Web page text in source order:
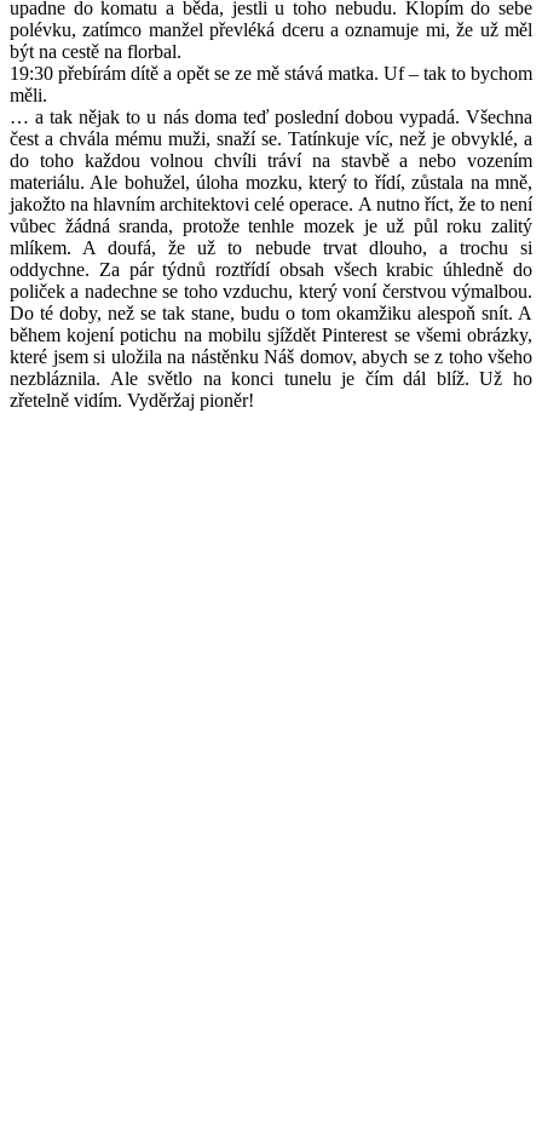
upadne do komatu a běda, jestli u toho nebudu. Klopím do sebe
polévku, zatímco manžel převléká dceru a oznamuje mi, že už měl
být na cestě na florbal.
19:30 přebírám dítě a opět se ze mě stává matka. Uf – tak to bychom
měli.
… a tak nějak to u nás doma teď poslední dobou vypadá. Všechna
čest a chvála mému muži, snaží se. Tatínkuje víc, než je obvyklé, a
do toho každou volnou chvíli tráví na stavbě a nebo vozením
materiálu. Ale bohužel, úloha mozku, který to řídí, zůstala na mně,
jakožto na hlavním architektovi celé operace. A nutno říct, že to není
vůbec žádná sranda, protože tenhle mozek je už půl roku zalitý
mlíkem. A doufá, že už to nebude trvat dlouho, a trochu si
oddychne. Za pár týdnů roztřídí obsah všech krabic úhledně do
poliček a nadechne se toho vzduchu, který voní čerstvou výmalbou.
Do té doby, než se tak stane, budu o tom okamžiku alespoň snít. A
během kojení potichu na mobilu sjíždět Pinterest se všemi obrázky,
které jsem si uložila na nástěnku Náš domov, abych se z toho všeho
nezbláznila. Ale světlo na konci tunelu je čím dál blíž. Už ho
zřetelně vidím. Vyděržaj pioněr!